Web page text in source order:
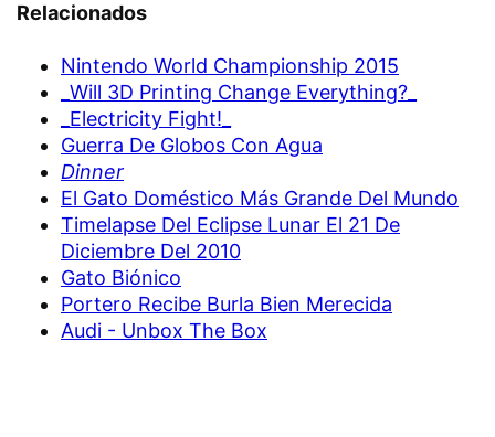
Relacionados
Nintendo World Championship 2015
_Will 3D Printing Change Everything?_
_Electricity Fight!_
Guerra De Globos Con Agua
Dinner
El Gato Doméstico Más Grande Del Mundo
Timelapse Del Eclipse Lunar El 21 De
Diciembre Del 2010
Gato Biónico
Portero Recibe Burla Bien Merecida
Audi - Unbox The Box